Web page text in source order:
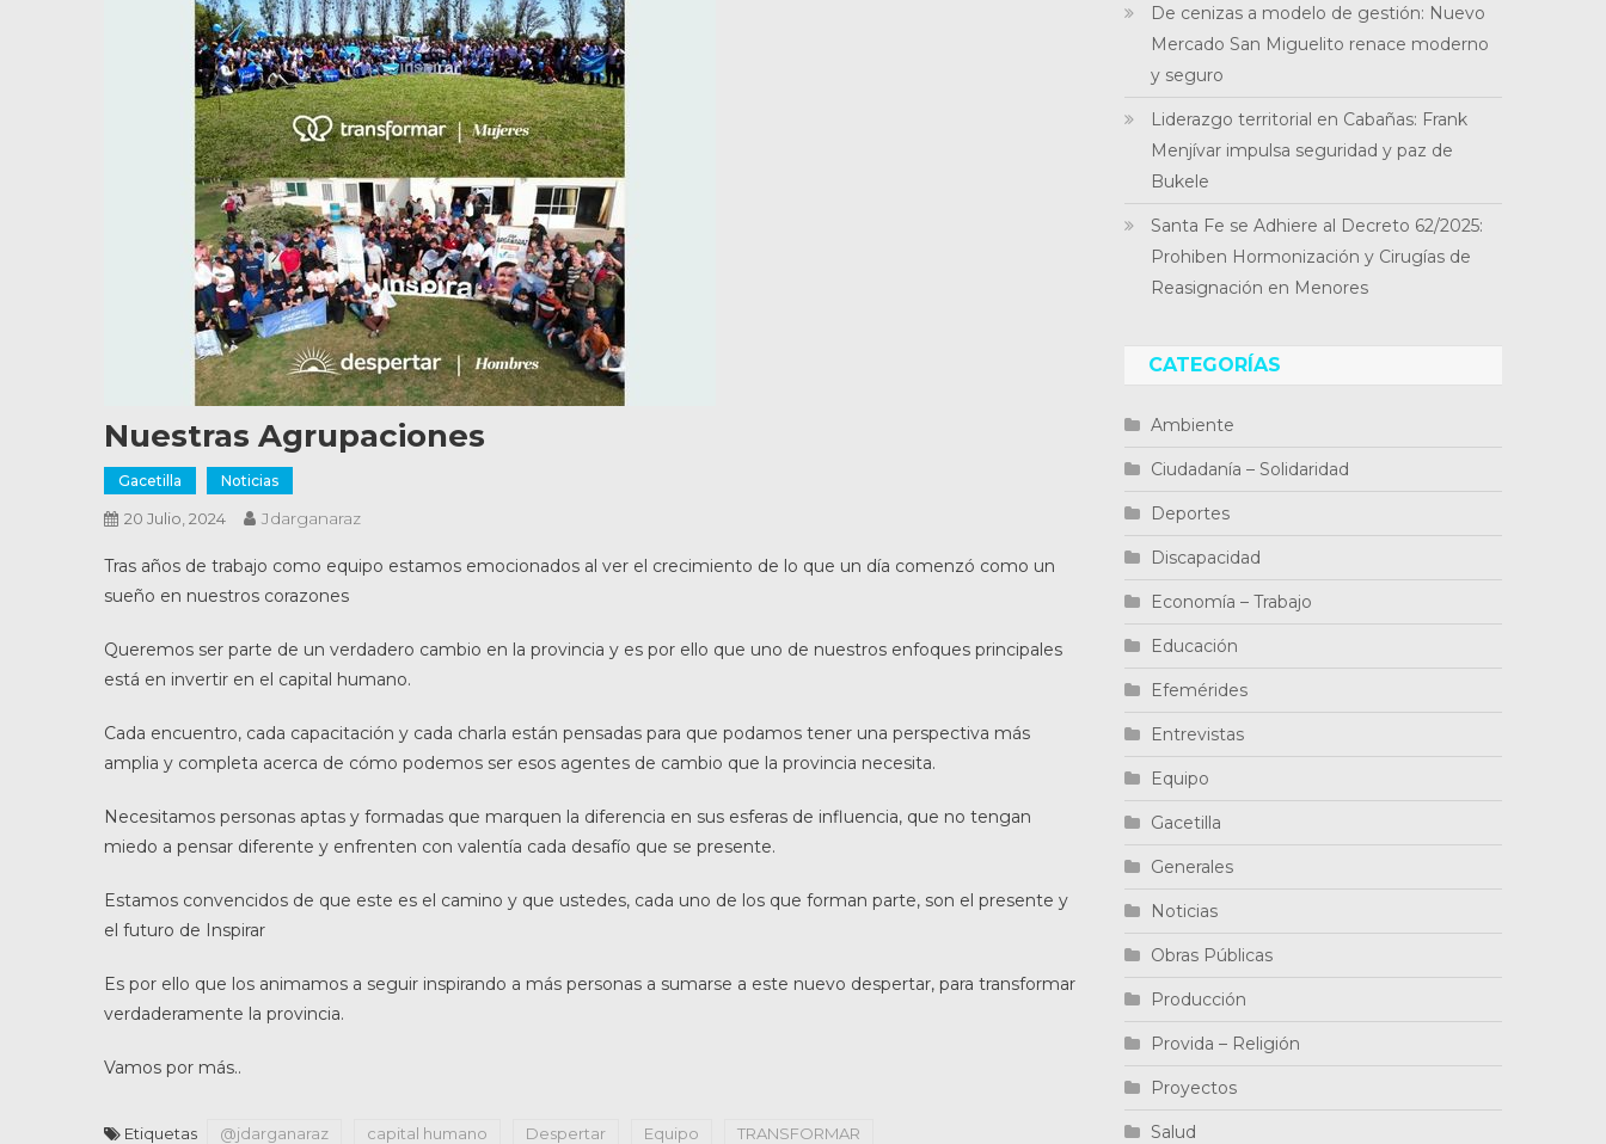
Nuestras Agrupaciones
Gacetilla Noticias
20 Julio, 2024 Jdarganaraz
Tras años de trabajo como equipo estamos emocionados al ver el crecimiento de lo que un día comenzó como un
sueño en nuestros corazones
Queremos ser parte de un verdadero cambio en la provincia y es por ello que uno de nuestros enfoques principales
está en invertir en el capital humano.
Cada encuentro, cada capacitación y cada charla están pensadas para que podamos tener una perspectiva más
amplia y completa acerca de cómo podemos ser esos agentes de cambio que la provincia necesita.
Necesitamos personas aptas y formadas que marquen la diferencia en sus esferas de influencia, que no tengan
miedo a pensar diferente y enfrenten con valentía cada desafío que se presente.
Estamos convencidos de que este es el camino y que ustedes, cada uno de los que forman parte, son el presente y
el futuro de Inspirar
Es por ello que los animamos a seguir inspirando a más personas a sumarse a este nuevo despertar, para transformar
verdaderamente la provincia.
Vamos por más..
Etiquetas @jdarganaraz capital humano Despertar Equipo TRANSFORMAR
De cenizas a modelo de gestión: Nuevo
Mercado San Miguelito renace moderno
y seguro
Liderazgo territorial en Cabañas: Frank
Menjívar impulsa seguridad y paz de
Bukele
Santa Fe se Adhiere al Decreto 62/2025:
Prohiben Hormonización y Cirugías de
Reasignación en Menores
CATEGORÍAS
Ambiente
Ciudadanía – Solidaridad
Deportes
Discapacidad
Economía – Trabajo
Educación
Efemérides
Entrevistas
Equipo
Gacetilla
Generales
Noticias
Obras Públicas
Producción
Provida – Religión
Proyectos
Salud